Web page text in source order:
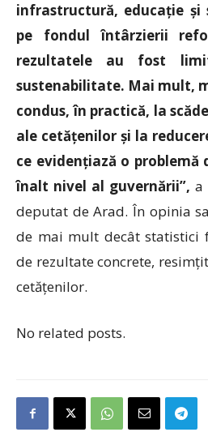
infrastructură, educație și
pe fondul întârzierii
rezultatele au fost
sustenabilitate. Mai mult,
condus, în practică, la
ale cetățenilor și la
ce evidențiază o problemă
înalt nivel al guvernării”, a
deputat de Arad. În opinia
de mai mult decât statistici
de rezultate concrete,
cetățenilor.
No related posts.